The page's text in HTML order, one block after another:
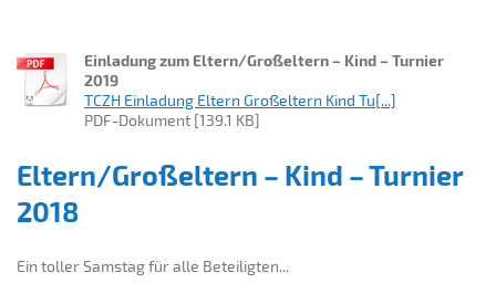
Einladung zum Eltern/Großeltern – Kind – Turnier
2019
TCZH Einladung Eltern Großeltern Kind Tu[...]
PDF-Dokument [139.1 KB]
Eltern/Großeltern – Kind – Turnier
2018
Ein toller Samstag für alle Beteiligten...